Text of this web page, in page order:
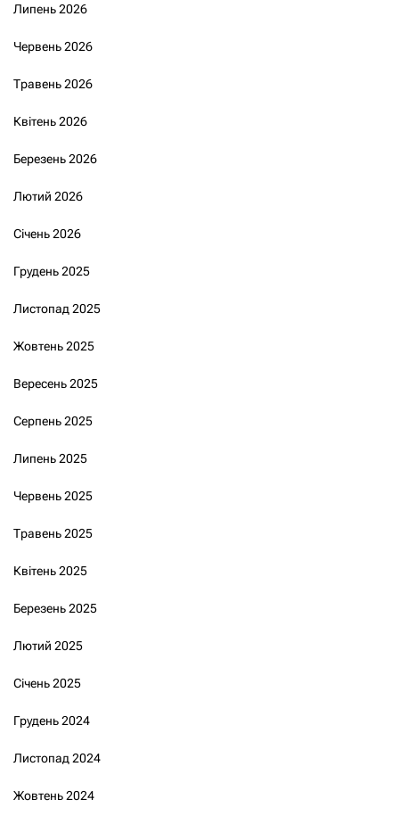
Липень 2026
Червень 2026
Травень 2026
Квітень 2026
Березень 2026
Лютий 2026
Січень 2026
Грудень 2025
Листопад 2025
Жовтень 2025
Вересень 2025
Серпень 2025
Липень 2025
Червень 2025
Травень 2025
Квітень 2025
Березень 2025
Лютий 2025
Січень 2025
Грудень 2024
Листопад 2024
Жовтень 2024